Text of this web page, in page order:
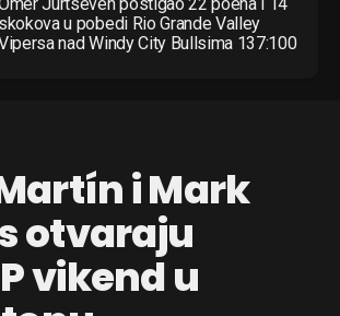
Jurtseven postigao 22 poena i 14
skokova u pobedi Rio Grande Valley
nad Windy City Bullsima 137:100
i Mark
otvaraju
vikend u